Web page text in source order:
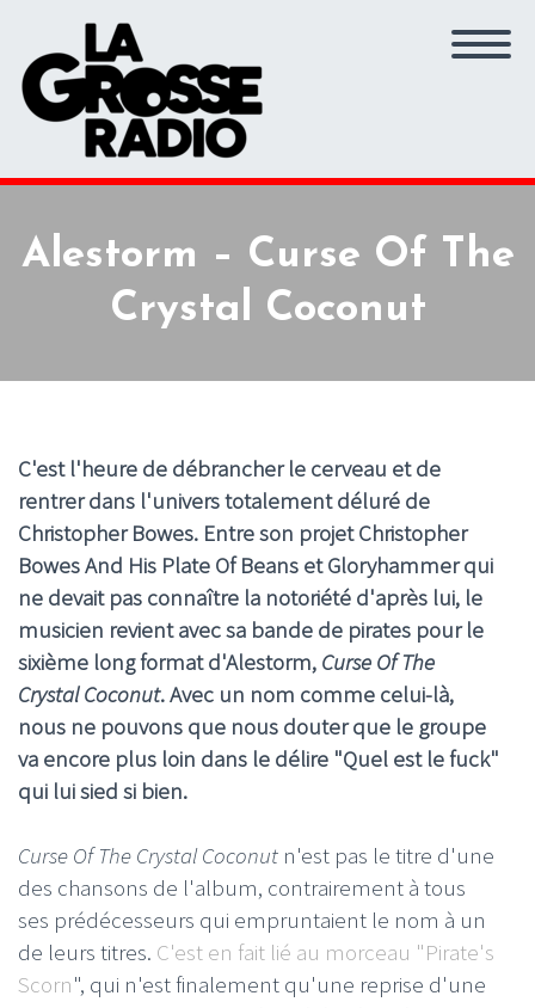
Alestorm – Curse Of The
Crystal Coconut
C'est l'heure de débrancher le cerveau et de
rentrer dans l'univers totalement déluré de
Christopher Bowes. Entre son projet Christopher
Bowes And His Plate Of Beans et Gloryhammer qui
ne devait pas connaître la notoriété d'après lui, le
musicien revient avec sa bande de pirates pour le
sixième long format d'Alestorm, Curse Of The
Crystal Coconut. Avec un nom comme celui-là,
nous ne pouvons que nous douter que le groupe
va encore plus loin dans le délire "Quel est le fuck"
qui lui sied si bien.
Curse Of The Crystal Coconut n'est pas le titre d'une
des chansons de l'album, contrairement à tous
ses prédécesseurs qui empruntaient le nom à un
de leurs titres. C'est en fait lié au morceau "Pirate's
Scorn", qui n'est finalement qu'une reprise d'une